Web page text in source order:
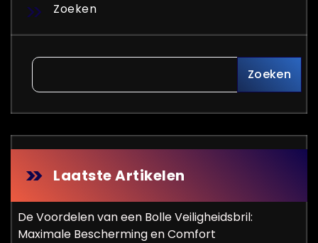
Zoeken
Zoeken
Laatste Artikelen
De Voordelen van een Bolle Veiligheidsbril:
Maximale Bescherming en Comfort